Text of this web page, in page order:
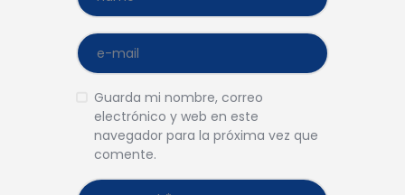
Guarda mi nombre, correo
electrónico y web en este
navegador para la próxima vez que
comente.